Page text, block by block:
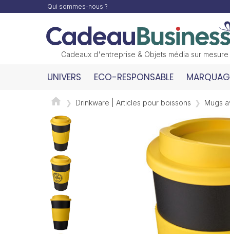
Qui sommes-nous ?
Cadeaux d'entreprise & Objets média sur mesure
UNIVERS ECO-RESPONSABLE
Drinkware | Articles pour boissons Mugs